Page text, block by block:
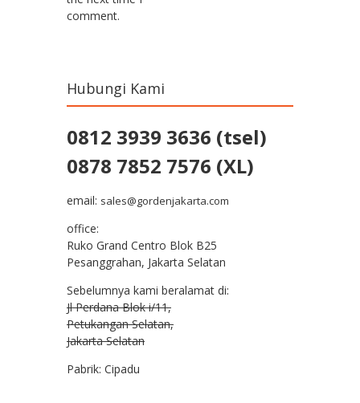
comment.
Hubungi Kami
0812 3939 3636 (tsel)
0878 7852 7576 (XL)
email: sales@gordenjakarta.com
office:
Ruko Grand Centro Blok B25
Pesanggrahan, Jakarta Selatan
Sebelumnya kami beralamat di:
Jl Perdana Blok i/11,
Petukangan Selatan,
Jakarta Selatan
Pabrik: Cipadu